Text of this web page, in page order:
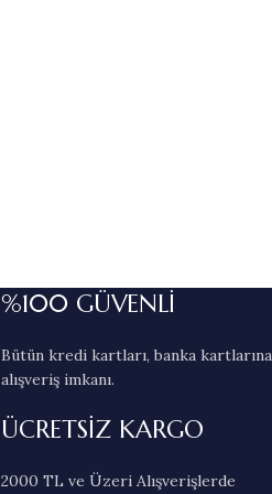
%100 GÜVENLİ
Bütün kredi kartları, banka kartlarına
alışveriş imkanı.
ÜCRETSİZ KARGO
2000 TL ve Üzeri Alışverişlerde